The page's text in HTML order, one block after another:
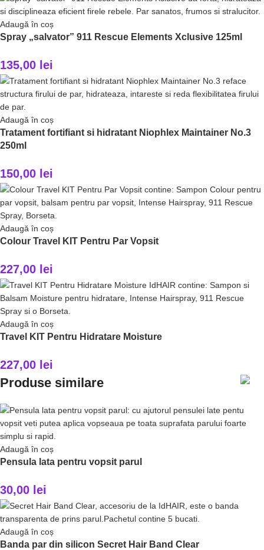
Adaugă în coș
Spray „salvator” 911 Rescue Elements Xclusive 125ml
135,00 lei
Adaugă în coș
Tratament fortifiant si hidratant Niophlex Maintainer No.3
250ml
150,00 lei
Adaugă în coș
Colour Travel KIT Pentru Par Vopsit
227,00 lei
Adaugă în coș
Travel KIT Pentru Hidratare Moisture
227,00 lei
Produse similare
Adaugă în coș
Pensula lata pentru vopsit parul
30,00 lei
Adaugă în coș
Banda par din silicon Secret Hair Band Clear